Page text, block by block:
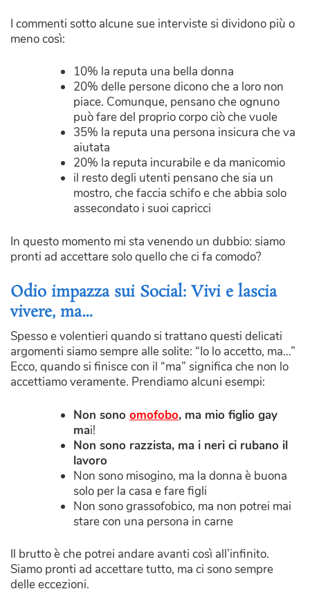
I commenti sotto alcune sue interviste si dividono più o
meno così:
10% la reputa una bella donna
20% delle persone dicono che a loro non
piace. Comunque, pensano che ognuno
può fare del proprio corpo ciò che vuole
35% la reputa una persona insicura che va
aiutata
20% la reputa incurabile e da manicomio
il resto degli utenti pensano che sia un
mostro, che faccia schifo e che abbia solo
assecondato i suoi capricci
In questo momento mi sta venendo un dubbio: siamo
pronti ad accettare solo quello che ci fa comodo?
Odio impazza sui Social: Vivi e lascia
vivere, ma…
Spesso e volentieri quando si trattano questi delicati
argomenti siamo sempre alle solite: “Io lo accetto, ma…”
Ecco, quando si finisce con il “ma” significa che non lo
accettiamo veramente. Prendiamo alcuni esempi:
Non sono omofobo, ma mio figlio gay
mai!
Non sono razzista, ma i neri ci rubano il
lavoro
Non sono misogino, ma la donna è buona
solo per la casa e fare figli
Non sono grassofobico, ma non potrei mai
stare con una persona in carne
Il brutto è che potrei andare avanti così all’infinito.
Siamo pronti ad accettare tutto, ma ci sono sempre
delle eccezioni.